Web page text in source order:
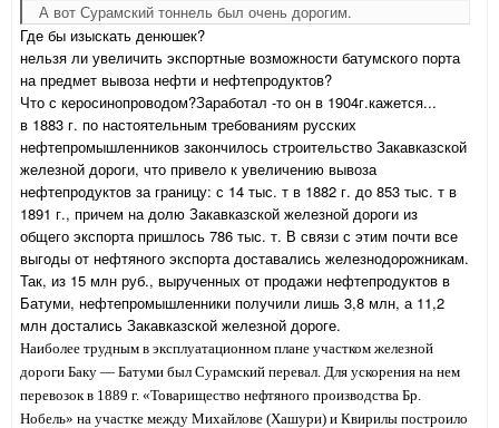
А вот Сурамский тоннель был очень дорогим.
Где бы изыскать денюшек?
нельзя ли увеличить экспортные возможности батумского порта
на предмет вывоза нефти и нефтепродуктов?
Что с керосинопроводом?Заработал -то он в 1904г.кажется...
в 1883 г. по настоятельным требованиям русских
нефтепромышленников закончилось строительство Закавказской
железной дороги, что привело к увеличению вывоза
нефтепродуктов за границу: с 14 тыс. т в 1882 г. до 853 тыс. т в
1891 г., причем на долю Закавказской железной дороги из
общего экспорта пришлось 786 тыс. т. В связи с этим почти все
выгоды от нефтяного экспорта доставались железнодорожникам.
Так, из 15 млн руб., вырученных от продажи нефтепродуктов в
Батуми, нефтепромышленники получили лишь 3,8 млн, а 11,2
млн достались Закавказской железной дороге.
Наиболее трудным в эксплуатационном плане участком железной
дороги Баку — Батуми был Сурамский перевал. Для ускорения на нем
перевозок в 1889 г. «Товарищество нефтяного производства Бр.
Нобель» на участке между Михайлове (Хашури) и Квирилы построило